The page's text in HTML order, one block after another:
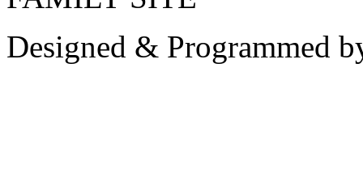
Designed & Programmed